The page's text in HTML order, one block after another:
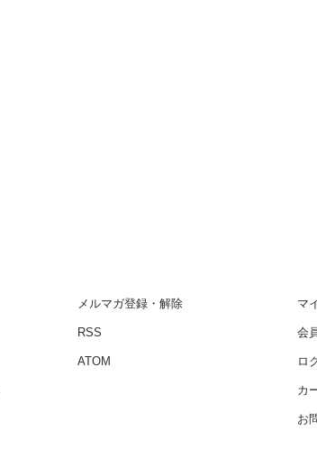
メルマガ登録・解除
RSS
ATOM
マ
会
ロ
カ
お